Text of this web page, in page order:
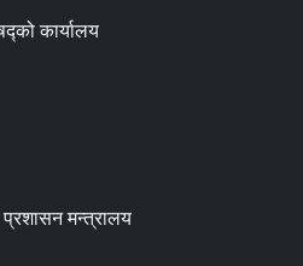
कार्यालय
प्रशासन मन्त्रालय